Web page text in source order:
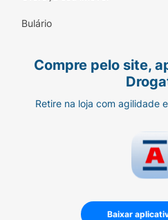
um cuidado profundo.
um de nossos produtos
tratar a pele além da
mais saudável a cada dia.
Bulário
Compre pelo site,
Retire na loja com agilidade
Baixar